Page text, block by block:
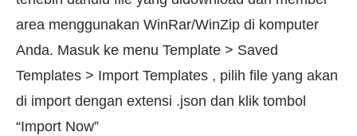
area menggunakan WinRar/WinZip di komputer
Anda. Masuk ke menu Template > Saved
Templates > Import Templates , pilih file yang akan
di import dengan extensi .json dan klik tombol
“Import Now”